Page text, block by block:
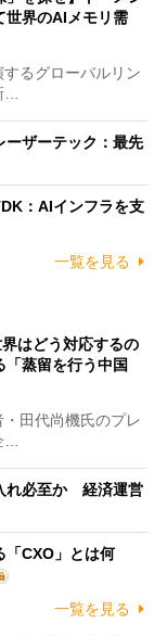
世界のAIメモリ需
るグローバルリン
ーザーテック：最先
：AIインフラを支
一覧を見る
はどう対応するの
蒸留を行う中国
田代尚機氏のプレ
れ必至か 経済運営
「CXO」とは何
一覧を見る